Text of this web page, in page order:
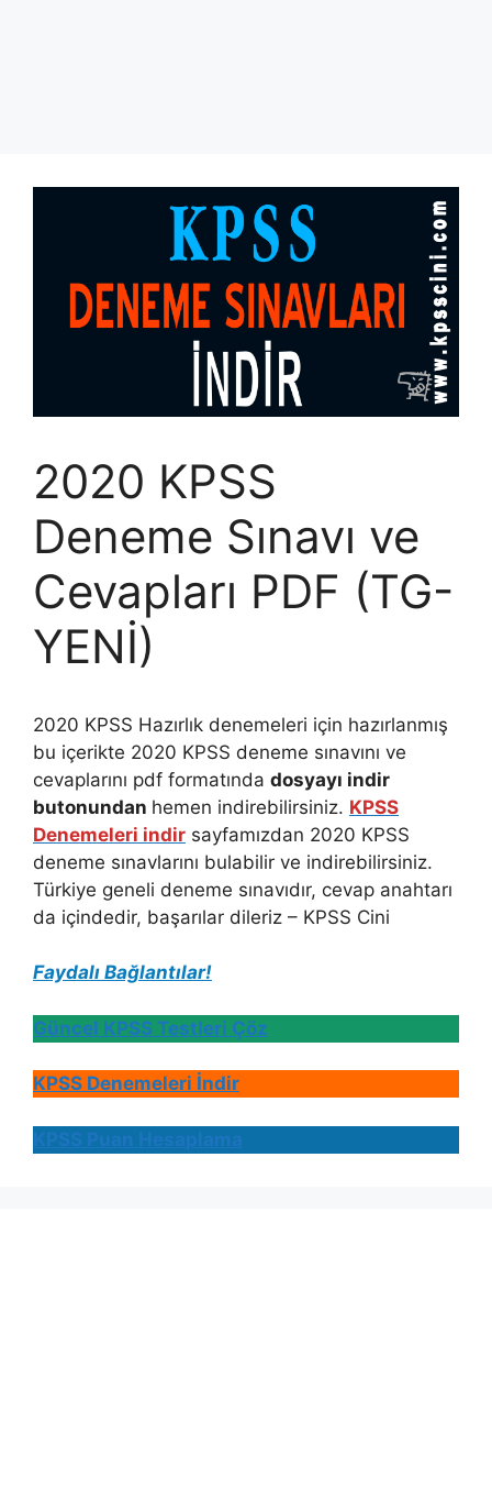
2020 KPSS
Deneme Sınavı ve
Cevapları PDF (TG-
YENİ)
2020 KPSS Hazırlık denemeleri için hazırlanmış
bu içerikte 2020 KPSS deneme sınavını ve
cevaplarını pdf formatında dosyayı indir
butonundan hemen indirebilirsiniz. KPSS
Denemeleri indir sayfamızdan 2020 KPSS
deneme sınavlarını bulabilir ve indirebilirsiniz.
Türkiye geneli deneme sınavıdır, cevap anahtarı
da içindedir, başarılar dileriz – KPSS Cini
Faydalı Bağlantılar!
Güncel KPSS Testleri Çöz
KPSS Denemeleri İndir